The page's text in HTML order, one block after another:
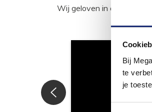
Bij
te
je
Wij geloven in de kracht